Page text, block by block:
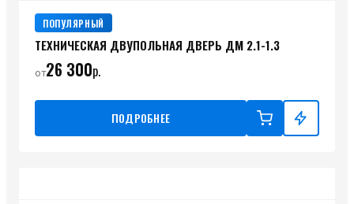
ПОПУЛЯРНЫЙ
ТЕХНИЧЕСКАЯ ДВУПОЛЬНАЯ ДВЕРЬ ДМ 2.1-1.3
от26 300р.
ПОДРОБНЕЕ